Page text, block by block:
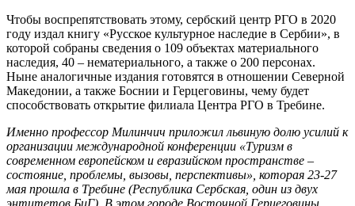
Чтобы воспрепятствовать этому, сербский центр РГО в 2020
году издал книгу «Русское культурное наследие в Сербии», в
которой собраны сведения о 109 объектах материального
наследия, 40 – нематериального, а также о 200 персонах.
Ныне аналогичные издания готовятся в отношении Северной
Македонии, а также Боснии и Герцеговины, чему будет
способствовать открытие филиала Центра РГО в Требине.
Именно профессор Милинчич приложил львиную долю усилий к
организации международной конференции «Туризм в
современном европейском и евразийском пространстве –
состояние, проблемы, вызовы, перспективы», которая 23-27
мая прошла в Требине (Республика Сербская, один из двух
энтитетов БиГ). В этом городе Восточной Герцеговины